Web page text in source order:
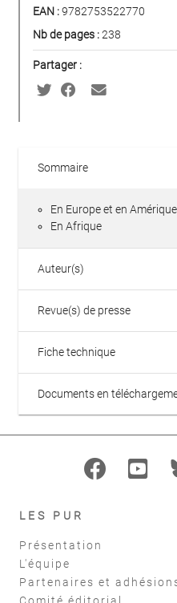
EAN :9782753522770
Nb de pages :238
Partager :
Sommaire
En Europe et en
En Afrique
Auteur(s)
Revue(s) de presse
Fiche technique
Documents en
LES PUR
Présentation
L'équipe
Partenaires et
Comité éditorial